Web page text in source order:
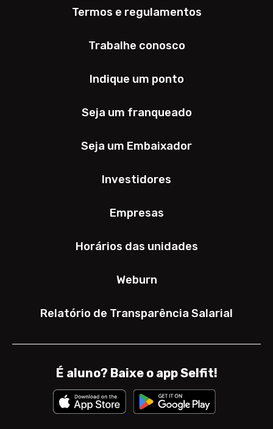
Termos e regulamentos
Trabalhe conosco
Indique um ponto
Seja um franqueado
Seja um Embaixador
Investidores
Empresas
Horários das unidades
Weburn
Relatório de Transparência Salarial
É aluno? Baixe o app Selfit!